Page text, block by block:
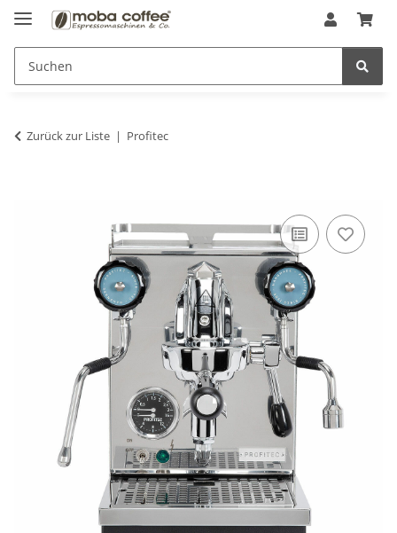
Zurück zur Liste Profitec